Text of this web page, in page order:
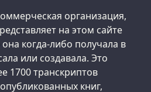
организация,
на этом сайте
когда-либо получала в
или создавала. Это
1700 транскриптов
книг,